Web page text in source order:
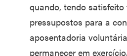
quando, tendo satisfeito
pressupostos para a
aposentadoria
permanecer em exercício.